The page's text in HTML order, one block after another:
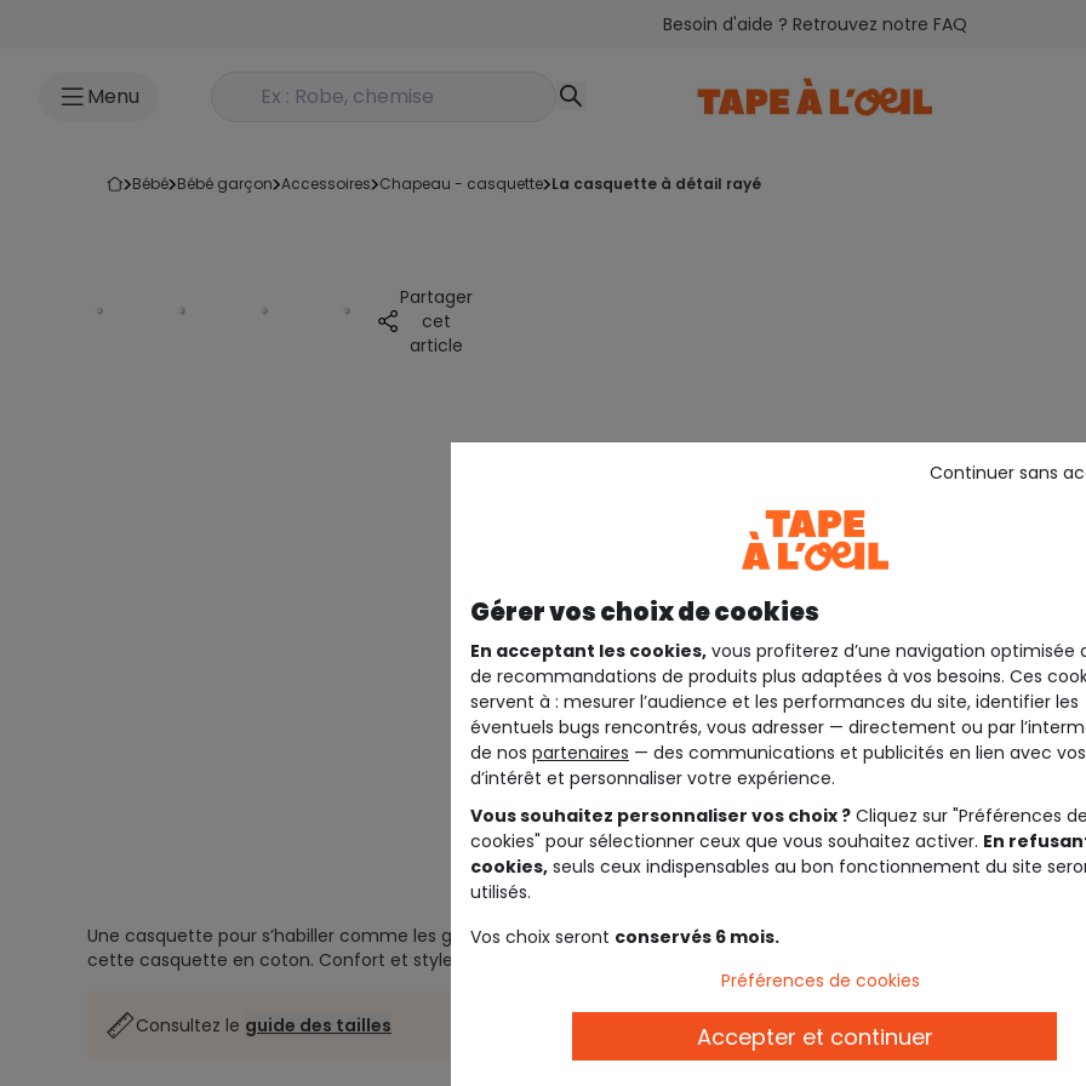
Besoin d'aide ? Retrouvez notre FAQ
Menu Rechercher un produit
bébé bébé garçon accessoires chapeau - casquette la casquette à détail rayé
Partager
cet
article
Description
Une casquette pour s’habiller comme les grands ! On adore le stylé décalé de
cette casquette en coton. Confort et style sont réunis pour ravir votre boy !
Consultez le guide des tailles
Rendez-vous sur notre
produits de la collection.
Rendez-vous sur notre
produits de la collection.
Gérer vos choix de cookies
En acceptant les cookies, vous profiterez d’une navigation optimisée
de recommandations de produits plus adaptées à vos besoins. Ces
servent à : mesurer l’audience et les performances du site, identifier les
éventuels bugs rencontrés, vous adresser — directement ou par
de nos partenaires — des communications et publicités en lien avec
d’intérêt et personnaliser votre expérience.
Vous souhaitez personnaliser vos choix ? Cliquez sur "Préférences de
cookies" pour sélectionner ceux que vous souhaitez activer. En
cookies, seuls ceux indispensables au bon fonctionnement du site
utilisés.
Vos choix seront conservés 6 mois.
Continuer sans
Préférences de cookies
Accepter et continuer